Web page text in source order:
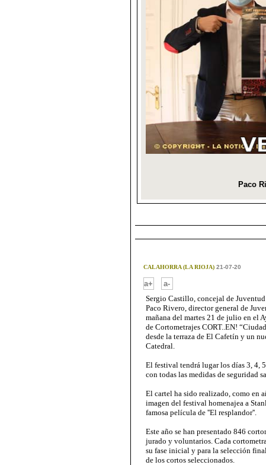
CALAHORRA (LA RIOJA)21-07-20
a+
a-
Sergio Castillo, concejal de
Paco Rivero, director general de
mañana del martes 21 de julio en el
de Cortometrajes CORT..EN!
desde la terraza de El Cafetín y un
Catedral.
El festival tendrá lugar los días 3, 4,
con todas las medidas de seguridad
El cartel ha sido realizado, como en
imagen del festival homenajea a
famosa película de ''El resplandor''.
Este año se han presentado 846
jurado y voluntarios. Cada
su fase inicial y para la selección
de los cortos seleccionados.